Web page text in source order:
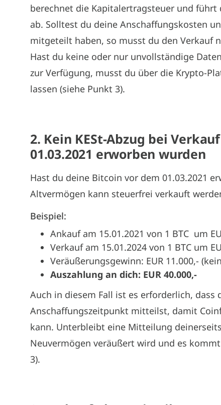
berechnet die Kapitalertragsteuer und
ab. Solltest du deine Anschaffungskosten
mitgeteilt haben, so musst du den Verkauf
Hast du keine oder nur unvollständige
zur Verfügung, musst du über die Krypto-
lassen (siehe Punkt 3).
2. Kein KESt-Abzug bei
01.03.2021 erworben wurden
Hast du deine Bitcoin vor dem 01.03.2021
Altvermögen kann steuerfrei verkauft
Beispiel:
Ankauf am 15.01.2021 von 1 BTC um
Verkauf am 15.01.2024 von 1 BTC um
Veräußerungsgewinn: EUR 11.000,-
Auszahlung an dich: EUR 40.000,-
Auch in diesem Fall ist es erforderlich,
Anschaffungszeitpunkt mitteilst, damit
kann. Unterbleibt eine Mitteilung
Neuvermögen veräußert wird und es
3).